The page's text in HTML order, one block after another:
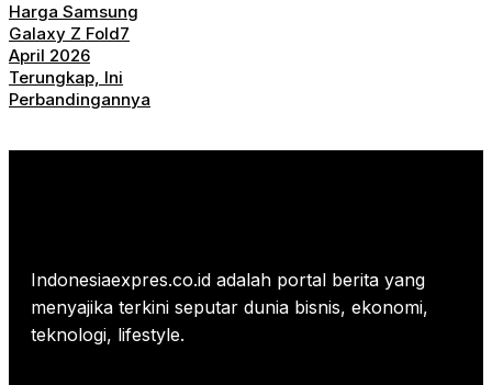
Harga Samsung
Galaxy Z Fold7
April 2026
Terungkap, Ini
Perbandingannya
Indonesiaexpres.co.id adalah portal berita yang
menyajika terkini seputar dunia bisnis, ekonomi,
teknologi, lifestyle.